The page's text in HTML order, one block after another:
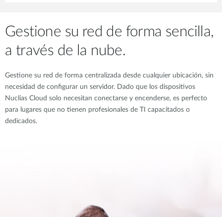
Gestione su red de forma sencilla,
a través de la nube.
Gestione su red de forma centralizada desde cualquier ubicación, sin
necesidad de configurar un servidor. Dado que los dispositivos
Nuclias Cloud solo necesitan conectarse y encenderse, es perfecto
para lugares que no tienen profesionales de TI capacitados o
dedicados.